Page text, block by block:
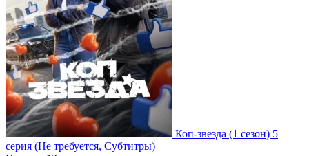
Коп-звезда (1 сезон) 5
серия (Не требуется, Субтитры)